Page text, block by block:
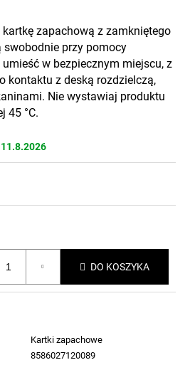
zapachową z zamkniętego
przy pomocy
w bezpiecznym miejscu, z
kontaktu z deską rozdzielczą,
Nie wystawiaj produktu
45 °C.
11.8.2026
DO KOSZYKA
Kartki zapachowe
8586027120089